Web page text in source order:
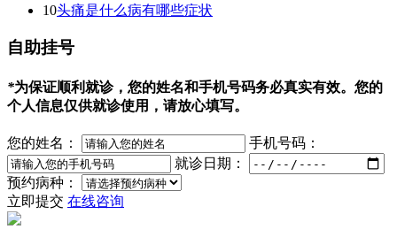
10头痛是什么病有哪些症状
自助挂号
*为保证顺利就诊，您的姓名和手机号码务必真实有效。您的
个人信息仅供就诊使用，请放心填写。
您的姓名：
手机号码：
就诊日期：
预约病种：
立即提交 在线咨询